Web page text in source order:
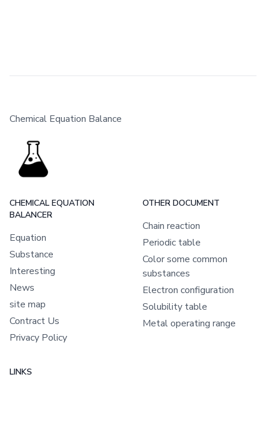
Chemical Equation Balance
CHEMICAL EQUATION
BALANCER
Equation
Substance
Interesting
News
site map
Contract Us
Privacy Policy
OTHER DOCUMENT
Chain reaction
Periodic table
Color some common
substances
Electron configuration
Solubility table
Metal operating range
LINKS